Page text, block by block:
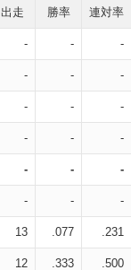
出走 勝率 連対率
- - -
- - -
- - -
- - -
- - -
- - -
13 .077 .231
12 .333 .500